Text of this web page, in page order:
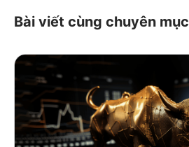
Bài viết cùng chuyên mục